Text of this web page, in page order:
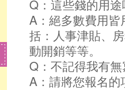
Q：這些錢的用
A：絕多數費用
括：人事津貼、
動開銷等等。
Q：不記得我有
A：請將您報名